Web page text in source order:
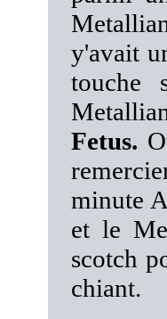
y'avait
touche
Fetus.
minute
et le
scotch
chiant.